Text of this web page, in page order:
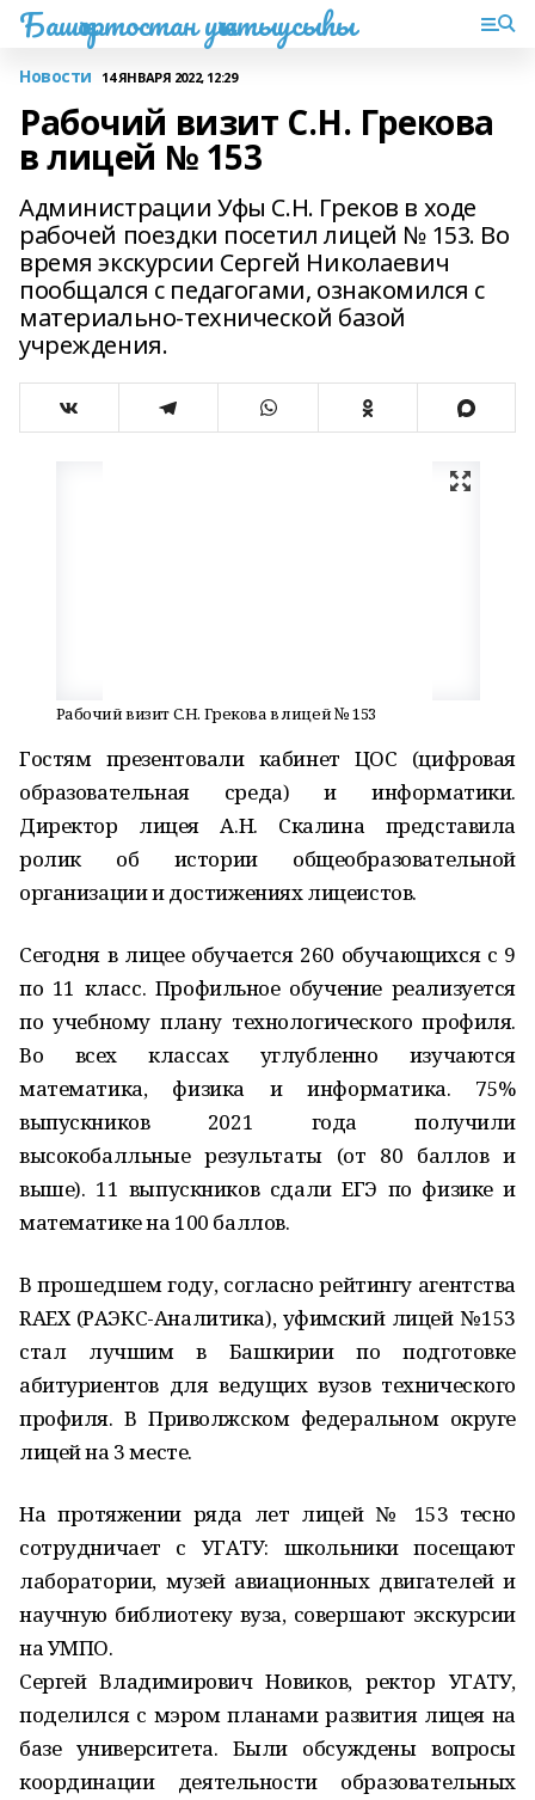
Башҡортостан уҡытыусыһы
Новости 14 ЯНВАРЯ 2022, 12:29
Рабочий визит С.Н. Грекова
в лицей № 153
Администрации Уфы С.Н. Греков в ходе
рабочей поездки посетил лицей № 153. Во
время экскурсии Сергей Николаевич
пообщался с педагогами, ознакомился с
материально-технической базой
учреждения.
Рабочий визит С.Н. Грекова в лицей № 153
Гостям презентовали кабинет ЦОС (цифровая
образовательная среда) и информатики.
Директор лицея А.Н. Скалина представила
ролик об истории общеобразовательной
организации и достижениях лицеистов.
Сегодня в лицее обучается 260 обучающихся с 9
по 11 класс. Профильное обучение реализуется
по учебному плану технологического профиля.
Во всех классах углубленно изучаются
математика, физика и информатика. 75%
выпускников 2021 года получили
высокобалльные результаты (от 80 баллов и
выше). 11 выпускников сдали ЕГЭ по физике и
математике на 100 баллов.
В прошедшем году, согласно рейтингу агентства
RAEX (РАЭКС-Аналитика), уфимский лицей №153
стал лучшим в Башкирии по подготовке
абитуриентов для ведущих вузов технического
профиля. В Приволжском федеральном округе
лицей на 3 месте.
На протяжении ряда лет лицей № 153 тесно
сотрудничает с УГАТУ: школьники посещают
лаборатории, музей авиационных двигателей и
научную библиотеку вуза, совершают экскурсии
на УМПО.
Сергей Владимирович Новиков, ректор УГАТУ,
поделился с мэром планами развития лицея на
базе университета. Были обсуждены вопросы
координации деятельности образовательных